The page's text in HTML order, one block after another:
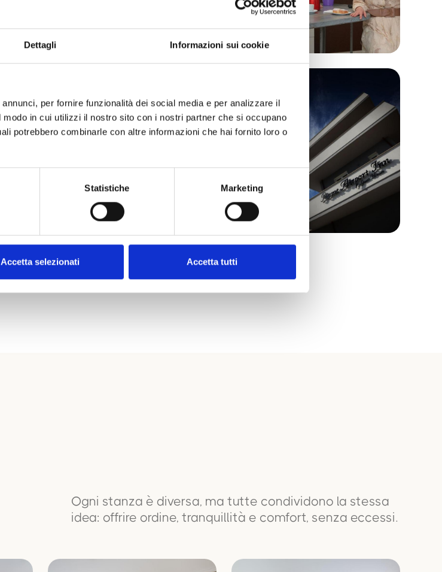
Dettagli Informazioni sui cookie
per fornire funzionalità dei social media e per analizzare il
in cui utilizzi il nostro sito con i nostri partner che si occupano
potrebbero combinarle con altre informazioni che hai fornito loro o
Statistiche Marketing
Accetta selezionati Accetta tutti
Ogni stanza è diversa, ma tutte condividono la stessa
idea: offrire ordine, tranquillità e comfort, senza eccessi.